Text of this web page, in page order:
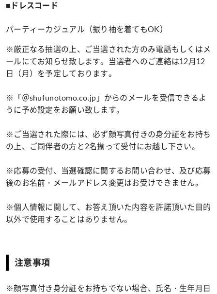
■ドレスコード
パーティーカジュアル（振り袖を着てもOK）
※厳正なる抽選の上、ご当選された方のみ電話もしくはメ
ールにてお知らせ致します。当選者へのご連絡は12月12
日（月）を予定しております。
※「＠shufunotomo.co.jp」からのメールを受信できるよ
うに予め設定をお願い致します。
※ご当選された際には、必ず顔写真付きの身分証をお持ち
の上、ご同伴者の方と2名揃って受付にお越し下さい。
※応募の受付、当選確認に関するお問い合わせ、及び応募
後のお名前・メールアドレス変更はお受けできません。
※個人情報に関して、お答え頂いた内容を許諾頂いた目的
以外で使用することはありません。
注意事項
※顔写真付き身分証をお持ちでない場合、氏名・生年月日